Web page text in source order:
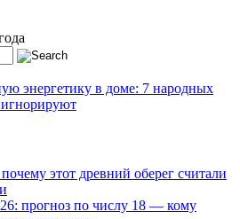
энергетику в доме: 7 народных
этот древний оберег считали
прогноз по числу 18 — кому